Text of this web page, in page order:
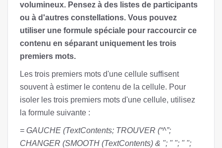
volumineux. Pensez à des listes de participants
ou à d'autres constellations. Vous pouvez
utiliser une formule spéciale pour raccourcir ce
contenu en séparant uniquement les trois
premiers mots.
Les trois premiers mots d'une cellule suffisent
souvent à estimer le contenu de la cellule. Pour
isoler les trois premiers mots d'une cellule, utilisez
la formule suivante :
= GAUCHE (TextContents; TROUVER (“^”;
CHANGER (SMOOTH (TextContents) & ʺ; ʺ ʺ; ʺ ʺ;